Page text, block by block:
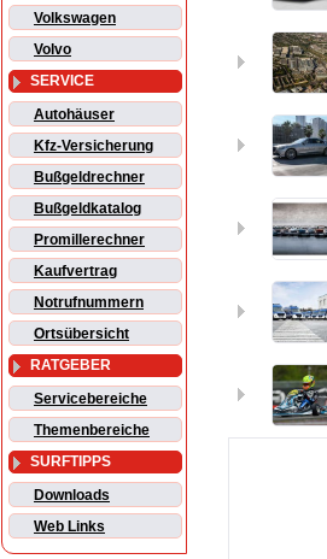
Volkswagen
Volvo
SERVICE
Autohäuser
Kfz-Versicherung
Bußgeldrechner
Bußgeldkatalog
Promillerechner
Kaufvertrag
Notrufnummern
Ortsübersicht
RATGEBER
Servicebereiche
Themenbereiche
SURFTIPPS
Downloads
Web Links